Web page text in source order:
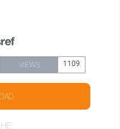
VIEWS 1109